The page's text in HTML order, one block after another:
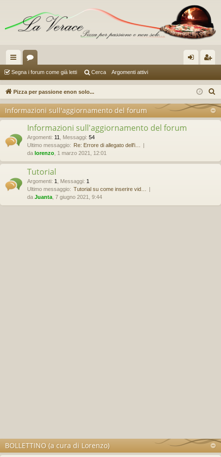
oll
eg
m
ti
R
idi
or
u in riv
Segna i forum come già letti Cerca Argomenti attivi
Pizza per passione enon solo...
Informazioni sull'aggiornamento del forum
Informazioni sull'aggiornamento del forum
Argomenti: 11 Messaggi: 54
Ultimo messaggio:
Re: Errore di allegato dell'i…
da lorenzo , 1 marzo 2021, 12:01
Tutorial
Argomenti: 1 Messaggi: 1
Ultimo messaggio: Tutorial su come inserire vid…
da Juanta , 7 giugno 2021, 9:44
BOLLETTINO (a cura di Lorenzo)